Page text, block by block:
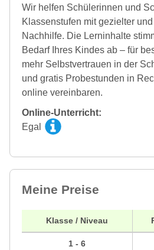
Wir helfen Schülerinnen und
Klassenstufen mit gezielter
Nachhilfe. Die Lerninhalte
Bedarf Ihres Kindes ab – für
mehr Selbstvertrauen in der
und gratis Probestunden in
online vereinbaren.
Online-Unterricht:
Egal
Meine Preise
Klasse / Niveau
1 - 6